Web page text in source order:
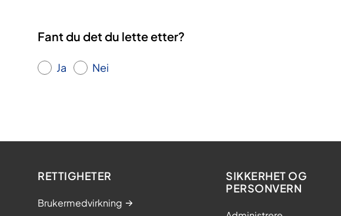
Fant du det du lette etter?
Ja Nei
RETTIGHETER
Brukermedvirkning
SIKKERHET OG
PERSONVERN